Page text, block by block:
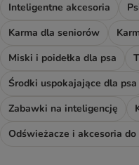
Inteligentne akcesoria
Karma dla seniorów
Miski i poidełka dla psa
Środki uspokajające dla psa
Zabawki na inteligencję